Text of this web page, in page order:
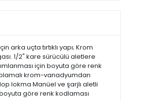
arka uçta tırtıklı yapı; Krom
1/2" kare sürücülü aletlere
için boyuta göre renk
krom-vanadyumdan
lokma Manüel ve şarjlı aletli
göre renk kodlaması